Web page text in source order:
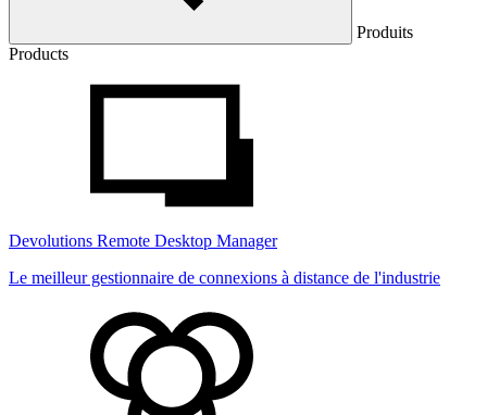
Produits
Products
Devolutions Remote Desktop Manager
Le meilleur gestionnaire de connexions à distance de l'industrie